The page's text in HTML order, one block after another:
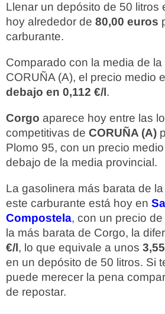
Llenar un depósito de 50 litros
hoy alrededor de 80,00 euros
carburante.
Comparado con la media de
CORUÑA (A), el precio medio
debajo en 0,112 €/l.
Corgo aparece hoy entre las
competitivas de CORUÑA (A)
Plomo 95, con un precio
debajo de la media provincial.
La gasolinera más barata de
este carburante está hoy en
Compostela, con un precio de
la más barata de Corgo, la
€/l, lo que equivale a unos
en un depósito de 50 litros. Si
puede merecer la pena
de repostar.